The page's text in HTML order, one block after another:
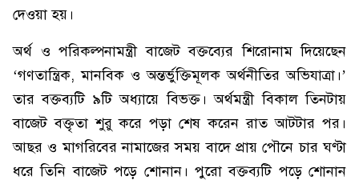
দেওয়া হয়।
অর্থ ও পরিকল্পনামন্ত্রী বাজেট বক্তব্যের শিরোনাম দিয়েছেন
‘গণতান্ত্রিক, মানবিক ও অন্তর্ভুক্তিমূলক অর্থনীতির অভিযাত্রা।’
তার বক্তব্যটি ৯টি অধ্যায়ে বিভক্ত। অর্থমন্ত্রী বিকাল তিনটায়
বাজেট বক্তৃতা শুরু করে পড়া শেষ করেন রাত আটটার পর।
আছর ও মাগরিবের নামাজের সময় বাদে প্রায় পৌনে চার ঘণ্টা
ধরে তিনি বাজেট পড়ে শোনান। পুরো বক্তব্যটি পড়ে শোনান